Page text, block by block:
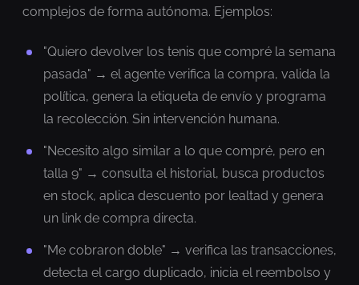
complejos de forma autónoma. Ejemplos:
"Quiero devolver los tenis que compré la semana
pasada" → el agente verifica la compra, valida la
política, genera la etiqueta de envío y programa
la recolección. Sin intervención humana.
"Necesito algo similar a lo que compré, pero en
talla 9" → consulta el historial, busca productos
en stock, aplica descuento por lealtad y genera
un link de compra directa.
"Me cobraron doble" → verifica las transacciones,
detecta el cargo duplicado, inicia el reembolso y